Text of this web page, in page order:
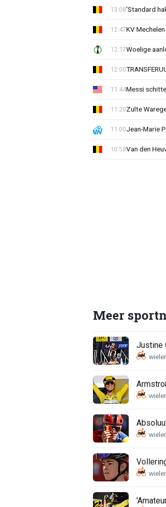
'Standard
13:08
KV
12:47
Woelige
12:17
12:00
Messi
11:44
Zulte
11:20
Jean-Marie
11:00
Van den
10:58
Meer
Justine